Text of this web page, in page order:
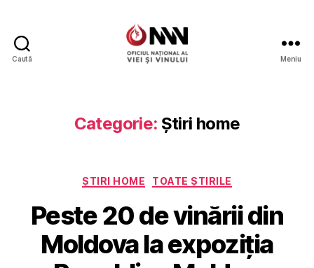
Caută Meniu
Categorie: Știri home
Categorii
ȘTIRI HOME TOATE ȘTIRILE
Peste 20 de vinării din
Moldova la expoziția